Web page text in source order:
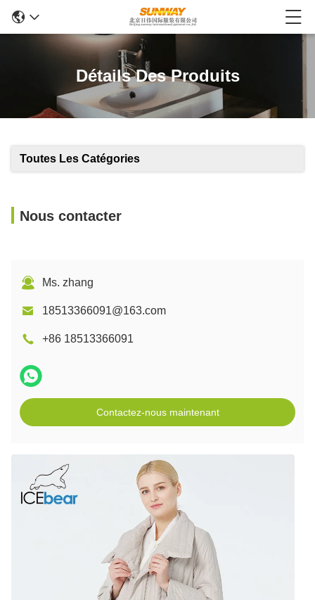
Détails Des Produits
Toutes Les Catégories
Nous contacter
Ms. zhang
18513366091@163.com
+86 18513366091
Contactez-nous maintenant